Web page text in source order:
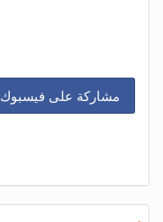
مشاركة على فيسبوك